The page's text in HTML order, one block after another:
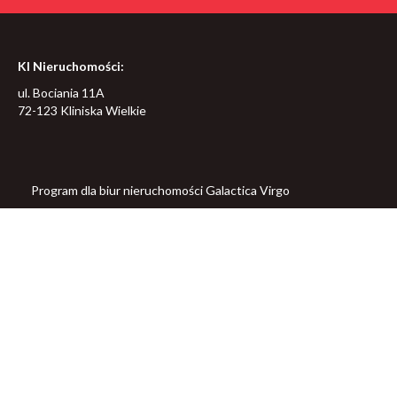
KI Nieruchomości:
ul. Bociania 11A
72-123 Kliniska Wielkie
Program dla biur nieruchomościGalactica Virgo